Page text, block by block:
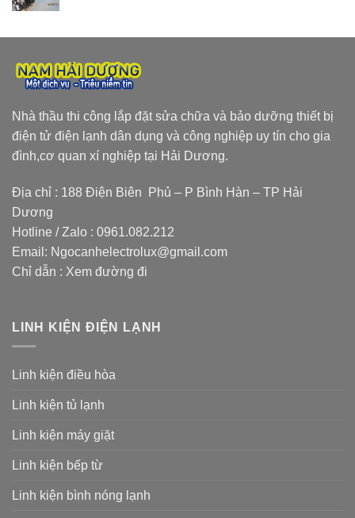
Nhà thầu thi công lắp đặt sửa chữa và bảo dưỡng thiết bị
điện tử điện lạnh dân dụng và công nghiệp uy tín cho gia
đình,cơ quan xí nghiệp tại Hải Dương.
Địa chỉ : 188 Điện Biên Phủ – P Bình Hàn – TP Hải
Dương
Hotline / Zalo : 0961.082.212
Email: Ngocanhelectrolux@gmail.com
Chỉ dẫn : Xem đường đi
LINH KIỆN ĐIỆN LẠNH
Linh kiện điều hòa
Linh kiện tủ lạnh
Linh kiện máy giặt
Linh kiện bếp từ
Linh kiện bình nóng lạnh